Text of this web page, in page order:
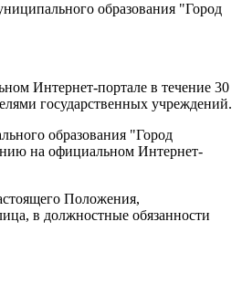
образования "Город
Интернет-портале в течение 30
государственных учреждений.
образования "Город
на официальном Интернет-
Положения,
в должностные обязанности